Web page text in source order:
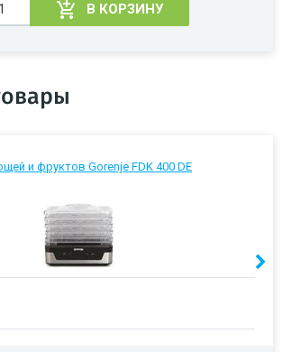
В КОРЗИНУ
и фруктов Gorenje FDK 400 DE